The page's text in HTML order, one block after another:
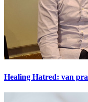
Healing Hatred: van